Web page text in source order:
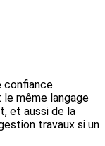
confiance.
même langage
et aussi de la
travaux si un